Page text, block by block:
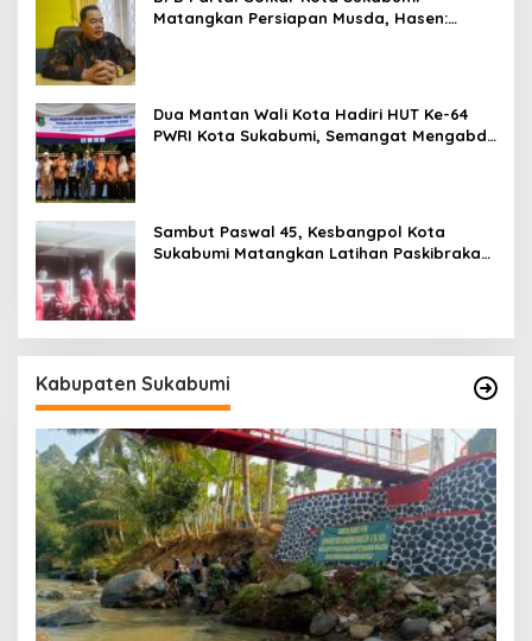
Matangkan Persiapan Musda, Hasen:
Dua Mantan Wali Kota Hadiri HUT Ke-64
PWRI Kota Sukabumi, Semangat Mengabdi
Sambut Paswal 45, Kesbangpol Kota
Sukabumi Matangkan Latihan Paskibraka
Kabupaten Sukabumi